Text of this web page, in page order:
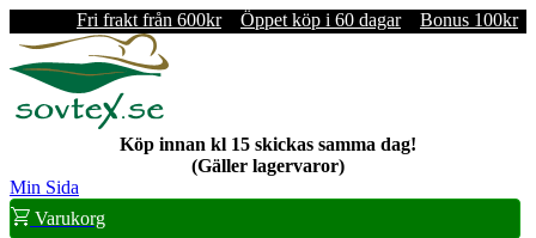
Fri frakt från 600kr Öppet köp i 60 dagar Bonus 100kr
Köp innan kl 15 skickas samma dag!
(Gäller lagervaror)
Min Sida
Varukorg